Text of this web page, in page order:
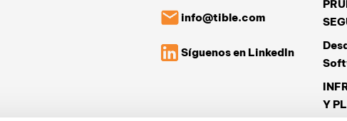
info@tible.com
Síguenos en LinkedIn
Y